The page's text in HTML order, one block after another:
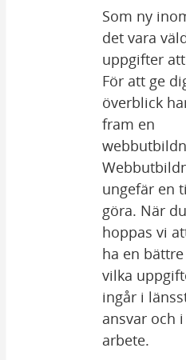
Som ny
det vara
uppgifter
För att ge
överblick
fram en
ungefär en
göra. När
hoppas vi
ha en
vilka
ingår i
ansvar och
arbete.